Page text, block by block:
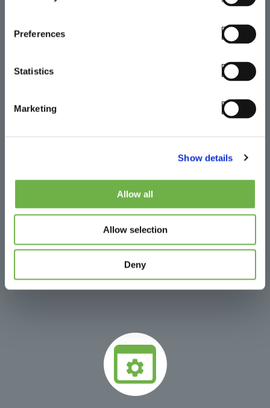
Preferences
Statistics
Marketing
Show details
Allow all
Allow selection
Deny
causa silenziosa di improduttività
Gestione sessione
Organizza i tuoi dispositivi per
intervalli di indirizzi IP. Automatizza
l'inserimento delle credenziali SSH
per sito o assegna facilmente
identificatori univoci ai terminali.